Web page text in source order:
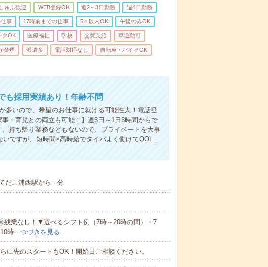
しゅふ歓迎 WEB登録OK 週2～3日勤務 週4日勤務
事 17時前までの仕事 5ｈ以内OK 午後のみOK
クOK 医療福祉 学校 交費支給 車通勤可
禁煙 派遣多 電話対応なし 自転車・バイクOK
採用実績あり！年齢不問
多いので、希望のお仕事に就ける可能性大！電話登
・育児との両立も可能！】週3日～1日3時間からで
持ち帰り業務などもないので、プライベートを大事
ですが、短時間×高時給でタイパよく働けてQOL…
だこ浦西駅から---分
残業なし！▼選べるシフト例（7時～20時の間）・7
10時…つづきを見る
のスタートもOK！開始日ご相談ください。